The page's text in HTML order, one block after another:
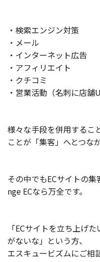
内製化支援
補助金活用支援
導入事例
お役立ち記事
電話
・検索エンジン対策
・メール
・インターネット広告
・アフィリエイト
・クチコミ
・営業活動（名刺に店
様々な手段を併用するこ
ことが「集客」へとつな
その中でもECサイトの
nge ECなら万全です。
「ECサイトを立ち上げ
がないな」という方、
エスキュービズムにご相